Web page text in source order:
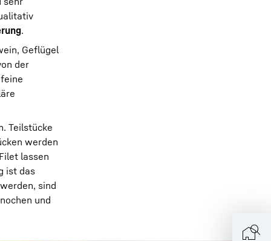
.
Geflügel
der
Teilstücke
werden
lassen
ist das
sind
und